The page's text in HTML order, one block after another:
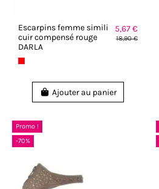
Escarpins femme simili
cuir compensé rouge
DARLA
5,67 €
18,90 €
Ajouter au panier
Promo !
-70%